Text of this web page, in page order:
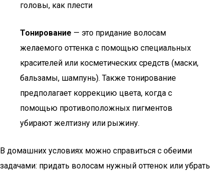
головы, как плести
Тонирование — это придание волосам
желаемого оттенка с помощью специальных
красителей или косметических средств (маски,
бальзамы, шампунь). Также тонирование
предполагает коррекцию цвета, когда с
помощью противоположных пигментов
убирают желтизну или рыжину.
В домашних условиях можно справиться с обеими
задачами: придать волосам нужный оттенок или убрать